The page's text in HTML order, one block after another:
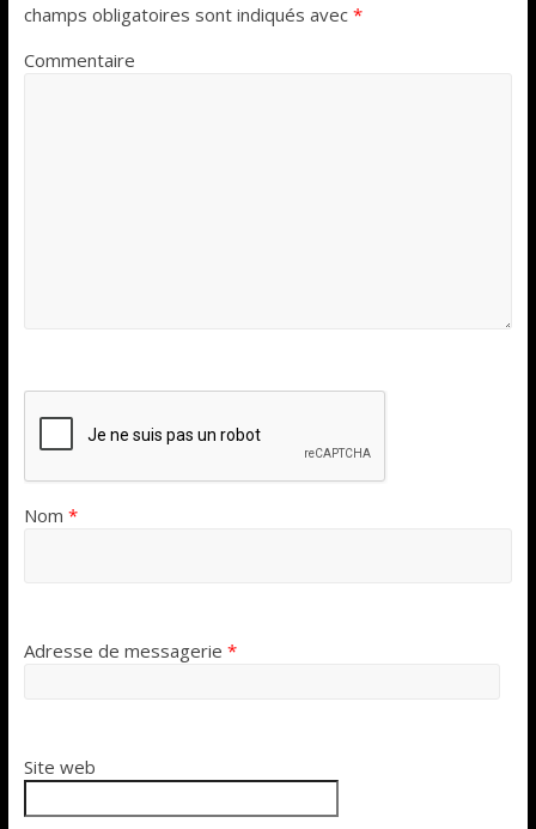
champs obligatoires sont indiqués avec *
Commentaire
Nom *
Adresse de messagerie *
Site web